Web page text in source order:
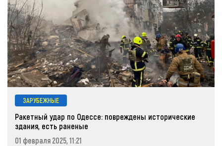
ЗАРУБЕЖНЫЕ
Ракетный удар по Одессе: повреждены исторические
здания, есть раненые
01 февраля 2025, 11:21